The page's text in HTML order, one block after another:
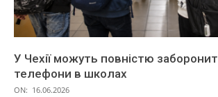
У Чехії можуть повністю
телефони в школах
ON: 16.06.2026